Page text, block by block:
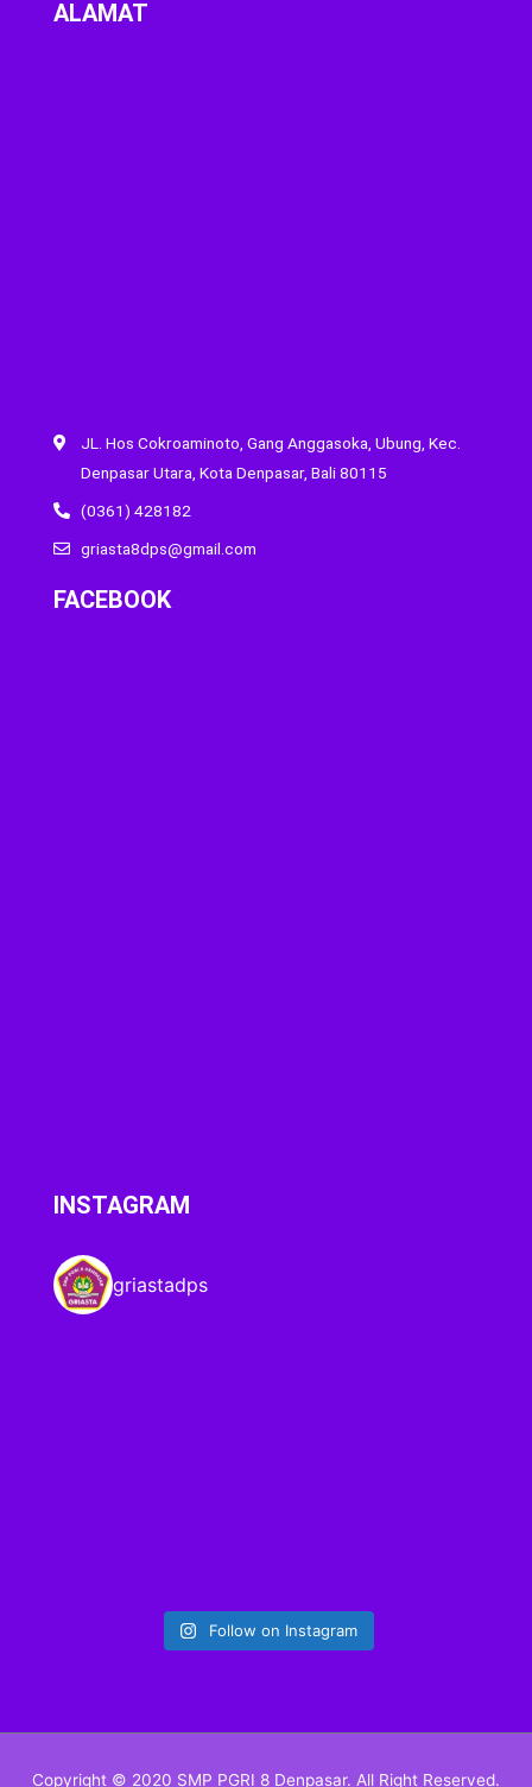
ALAMAT
JL. Hos Cokroaminoto, Gang Anggasoka, Ubung, Kec.
Denpasar Utara, Kota Denpasar, Bali 80115
(0361) 428182
griasta8dps@gmail.com
FACEBOOK
INSTAGRAM
griastadps
Follow on Instagram
Copyright © 2020 SMP PGRI 8 Denpasar. All Right Reserved.